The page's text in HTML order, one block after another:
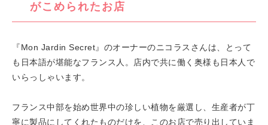
がこめられたお店
『Mon Jardin Secret』のオーナーのニコラスさんは、とって
も日本語が堪能なフランス人。店内で共に働く奥様も日本人で
いらっしゃいます。
フランス中部を始め世界中の珍しい植物を厳選し、生産者が丁
寧に製品にしてくれたものだけを、このお店で売り出していま